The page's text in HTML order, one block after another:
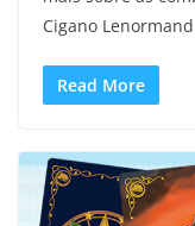
Cigano
Read More